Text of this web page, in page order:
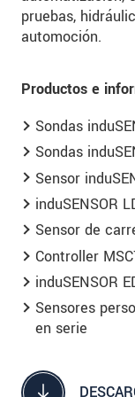
pruebas,
automoción.
Productos e
Sondas
Sondas
Sensor
induSENSOR
Sensor de
Controller
induSENSOR
Sensores
en serie